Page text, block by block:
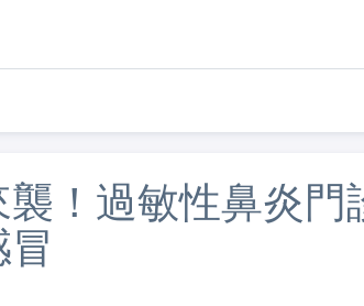
！過敏性鼻炎門